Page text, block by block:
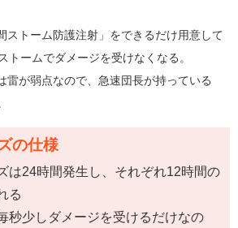
ストーム防護注射」をできるだけ用意して
トームでダメージを受けなくなる。
雷が弱点なので、急速団長が持っている
の仕様
は24時間発生し、それぞれ12時間の
る
秒少しダメージを受けるだけなの